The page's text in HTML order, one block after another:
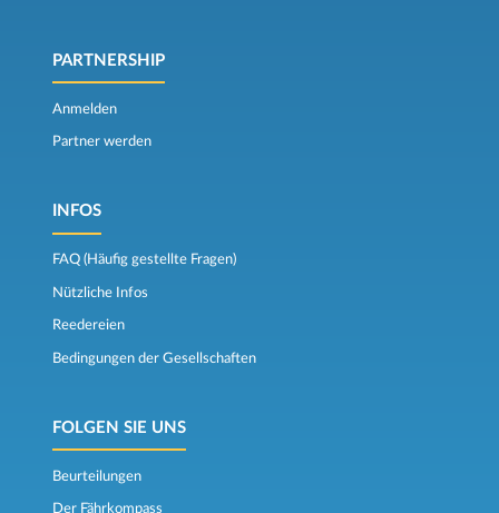
PARTNERSHIP
Anmelden
Partner werden
INFOS
FAQ (Häufig gestellte Fragen)
Nützliche Infos
Reedereien
Bedingungen der Gesellschaften
FOLGEN SIE UNS
Beurteilungen
Der Fährkompass